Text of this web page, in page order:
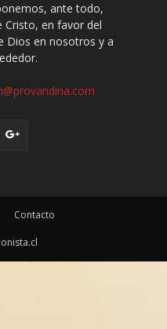
ante todo,
en favor del
Dios en nosotros y a
Contacto